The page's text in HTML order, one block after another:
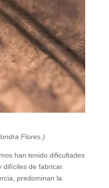
Flores.)
han tenido dificultades
de fabricar.
predominan la